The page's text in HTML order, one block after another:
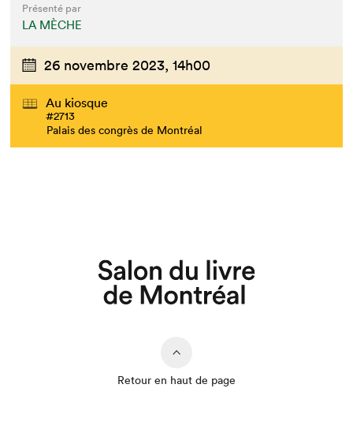
Présenté par
LA MÈCHE
26 novembre 2023, 14h00
Au kiosque
#2713
Palais des congrès de Montréal
Retour en haut de page